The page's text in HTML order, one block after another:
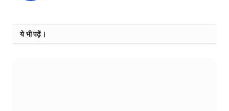
ये भी पढ़ें।